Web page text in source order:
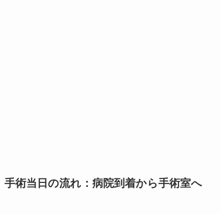
手術当日の流れ：病院到着から手術室へ